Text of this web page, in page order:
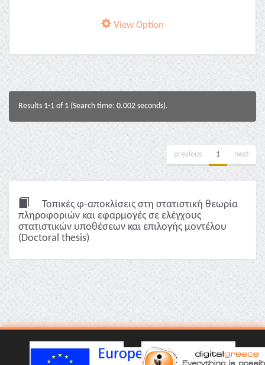
View Option
Results 1-1 of 1 (Search time: 0.002 seconds).
previous 1 next
Τοπικές φ-αποκλίσεις στη στατιστική θεωρία
πληροφοριών και εφαρμογές σε ελέγχους
στατιστικών υποθέσεων και επιλογής μοντέλου
(Doctoral thesis)